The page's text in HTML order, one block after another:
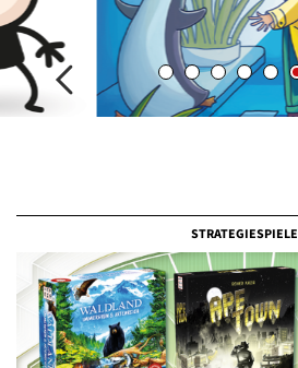
STRATEGIESPIELE